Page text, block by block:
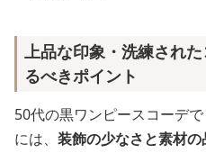
上品な印象・洗練され
るべきポイント
50代の黒ワンピースコーデ
には、 装飾の少なさと素材の